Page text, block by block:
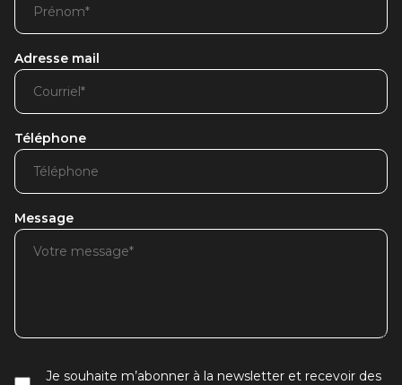
Adresse mail
Téléphone
Message
Je souhaite m’abonner à la newsletter et recevoir des